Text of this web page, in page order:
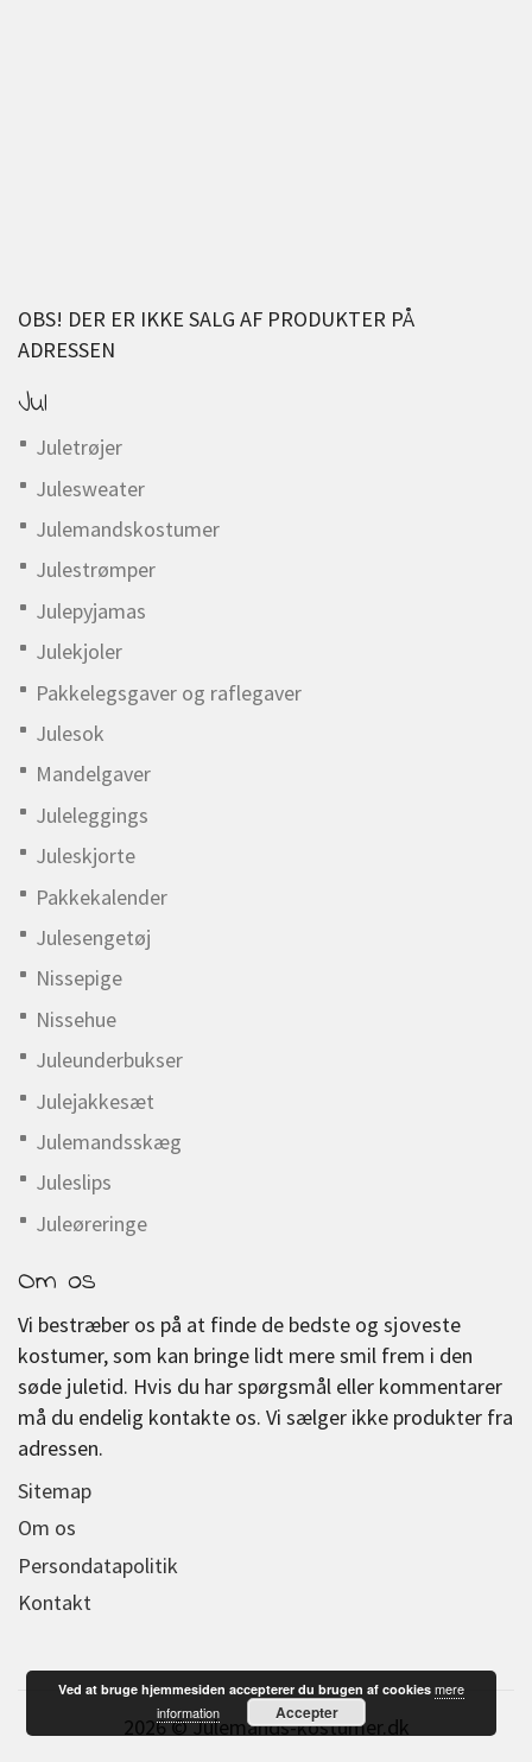
OBS! DER ER IKKE SALG AF PRODUKTER PÅ
ADRESSEN
Jul
Juletrøjer
Julesweater
Julemandskostumer
Julestrømper
Julepyjamas
Julekjoler
Pakkelegsgaver og raflegaver
Julesok
Mandelgaver
Juleleggings
Juleskjorte
Pakkekalender
Julesengetøj
Nissepige
Nissehue
Juleunderbukser
Julejakkesæt
Julemandsskæg
Juleslips
Juleøreringe
Om os
Vi bestræber os på at finde de bedste og sjoveste
kostumer, som kan bringe lidt mere smil frem i den
søde juletid. Hvis du har spørgsmål eller kommentarer
må du endelig kontakte os. Vi sælger ikke produkter fra
adressen.
Sitemap
Om os
Persondatapolitik
Kontakt
2026 © Julemands-kostumer.dk
Ved at bruge hjemmesiden accepterer du brugen af cookiesmere
information
Accepter